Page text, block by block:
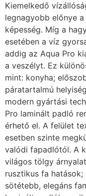
Kiemelkedő
legnagyobb előnye
képesség. Míg a
esetében a víz
addig az Aqua Pro
a veszélyt. Ez
mint: konyha;
páratartalmú
modern gyártási
Pro laminált padló
érhető el. A felület
esetben szinte
valódi fapadlótól. A
világos tölgy
rusztikus fa
sötétebb, elegáns